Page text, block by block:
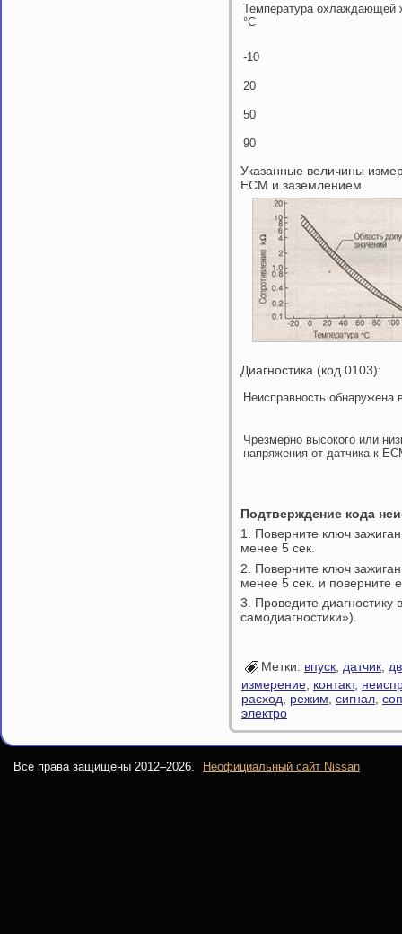
Температура охлаждающей
°С
-10
20
50
90
Указанные величины
ЕСМ и заземлением.
Диагностика (код 0103):
Неисправность обнаружена
Чрезмерно высокого или
напряжения от датчика к
Подтверждение кода
1. Поверните ключ
менее 5 сек.
2. Поверните ключ
менее 5 сек. и поверните
3. Проведите диагностику
самодиагностики»).
Метки: впуск датчик
измерение контакт,
расход
режим сигнал
электро
Все права защищены 2012–2026. Неофициальный сайт Nissan